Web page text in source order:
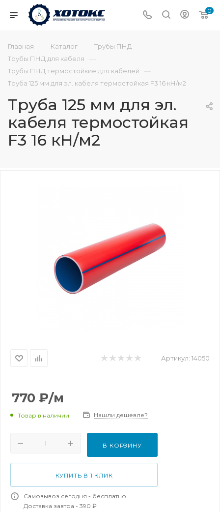
0
Главная — Каталог — Трубы ПНД —
Трубы ПНД для кабеля —
Трубы ПНД термостойкие для кабелей —
Труба 125 мм для эл. кабеля термостойкая F3 16 кН/м2
Труба 125 мм для эл.
кабеля термостойкая
F3 16 кН/м2
Артикул: 14050
770 ₽/м
Товар в наличии Нашли дешевле?
В КОРЗИНУ
КУПИТЬ В 1 КЛИК
Самовывоз сегодня - бесплатно
Доставка завтра - 390 ₽